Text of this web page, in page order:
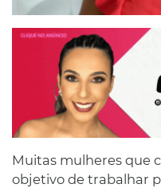
Muitas mulheres que
objetivo de trabalhar